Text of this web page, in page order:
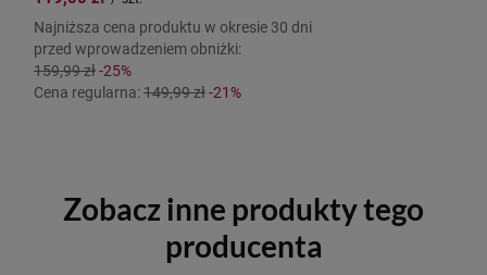
Najniższa cena produktu w okresie 30 dni
przed wprowadzeniem obniżki:
159,99 zł-25%
Cena regularna:149,99 zł-21%
Zobacz inne produkty tego
producenta